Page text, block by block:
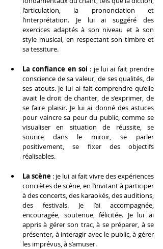
l’articulation, la prononciation et
l’interprétation. Je lui ai suggéré des
exercices adaptés à son niveau et à son
style musical, en respectant son timbre et
sa tessiture.
La confiance en soi : je lui ai fait prendre
conscience de sa valeur, de ses qualités, de
ses atouts. Je lui ai fait comprendre qu’elle
avait le droit de chanter, de s’exprimer, de
se faire plaisir. Je lui ai donné des astuces
pour vaincre sa peur du public, comme se
visualiser en situation de réussite, se
sourire dans le miroir, se parler
positivement, se fixer des objectifs
réalisables.
La scène : je lui ai fait vivre des expériences
concrètes de scène, en l’invitant à participer
à des concerts, des karaokés, des auditions,
des festivals. Je l’ai accompagnée,
encouragée, soutenue, félicitée. Je lui ai
appris à gérer son trac, à se préparer, à se
présenter, à interagir avec le public, à gérer
les imprévus, à s’amuser.